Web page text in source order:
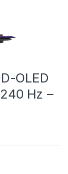
OLED
Hz –